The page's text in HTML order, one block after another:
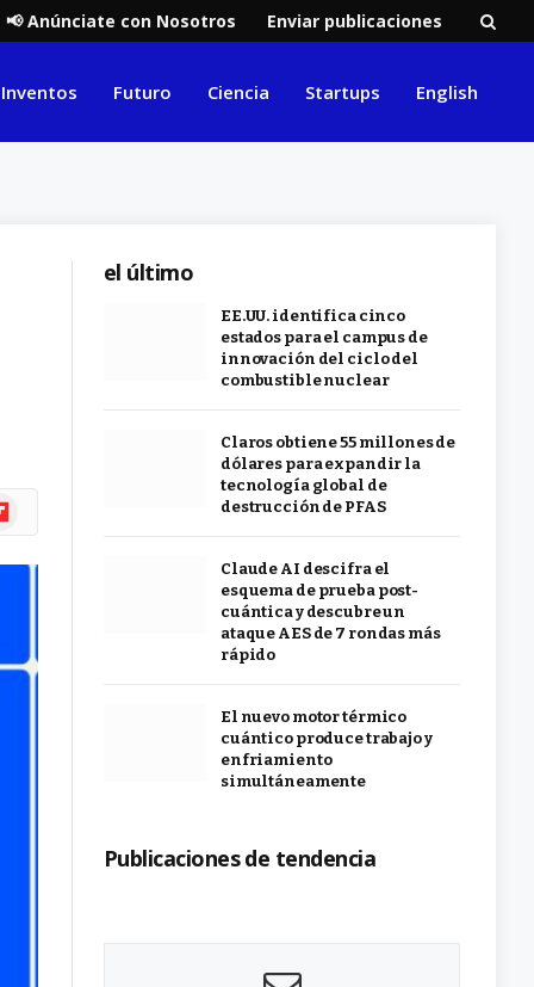
📢 Anúnciate con Nosotros Enviar publicaciones
Inventos Futuro Ciencia Startups English
el último
EE.UU. identifica cinco
estados para el campus de
innovación del ciclo del
combustible nuclear
Claros obtiene 55 millones de
dólares para expandir la
tecnología global de
destrucción de PFAS
Claude AI descifra el
esquema de prueba post-
cuántica y descubre un
ataque AES de 7 rondas más
rápido
El nuevo motor térmico
cuántico produce trabajo y
enfriamiento
simultáneamente
Publicaciones de tendencia